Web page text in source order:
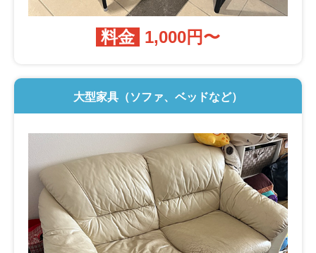
料金 1,000円〜
大型家具（ソファ、ベッドなど）